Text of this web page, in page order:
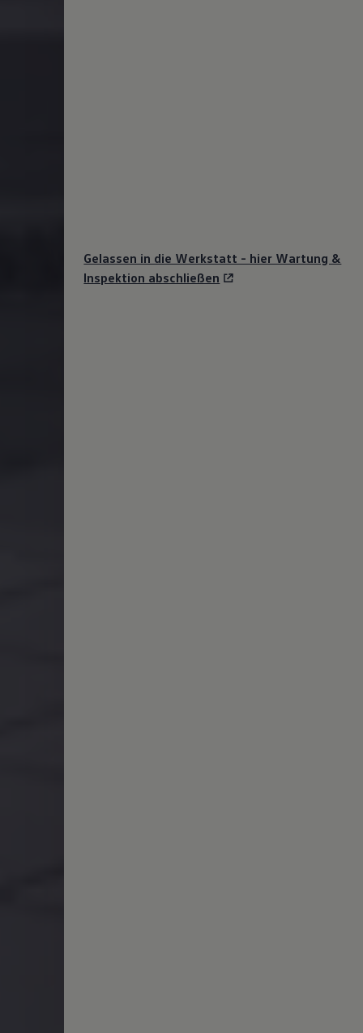
Gelassen in die Werkstatt - hier Wartung &
Inspektion abschließen